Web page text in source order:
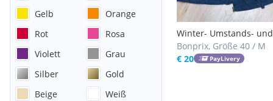
Gelb
Orange
Rot
Rosa
Violett
Grau
Silber
Gold
Beige
Weiß
Winter- Umstands- und
Tragejacke gr 40
Bonprix, Größe 40 / M
€ 20
PayLivery